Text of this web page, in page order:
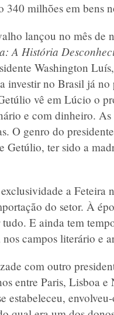
340 milhões em bens
lançou no mês de
A História
Washington
investir no Brasil já
vê em Lúcio o
e com dinheiro.
O genro do
ter sido a
a Feteira
do setor. À
E ainda tem
campos literário e
com outro
entre Paris, Lisboa
estabeleceu,